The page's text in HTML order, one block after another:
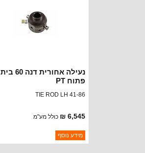
נעילה אחורית דנה 60 בית
פתוח PT
TIE ROD LH 41-86
6,545 ₪ כולל מע"מ
ברקוד: 9204603500
יצרן:POWERTRAX
מידע נוסף